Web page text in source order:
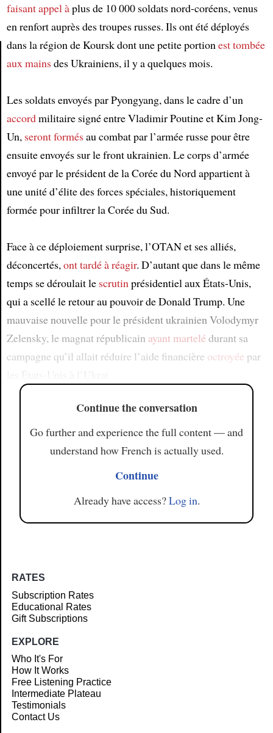
faisant appel àplus de 10 000 soldats nord-coréens, venus
en renfort auprès des troupes russes. Ils ont été déployés
dans la région de Koursk dont une petite portionest tombée
aux mainsdes Ukrainiens, il y a quelques mois.
Les soldats envoyés par Pyongyang, dans le cadre d’un
accordmilitaire signé entre Vladimir Poutine et Kim Jong-
Un, seront formésau combat par l’armée russe pour être
ensuite envoyés sur le front ukrainien. Le corps d’armée
envoyé par le président de la Corée du Nord appartient à
une unité d’élite des forces spéciales, historiquement
formée pour infiltrer la Corée du Sud.
Face à ce déploiement surprise, l’OTAN et ses alliés,
déconcertés,ont tardé à réagir. D’autant que dans le même
temps se déroulait le scrutinprésidentiel aux États-Unis,
qui a scellé le retour au pouvoir de Donald Trump. Une
mauvaise nouvelle pour le président ukrainien Volodymyr
Zelensky, le magnat républicain ayant martelé durant sa
campagne qu’il allait réduire l’aide financière octroyée par
Continue the conversation
Go further and experience the full content — and
understand how French is actually used.
Continue
Already have access?Log in.
RATES
Subscription Rates
Educational Rates
Gift Subscriptions
EXPLORE
Who It's For
How It Works
Free Listening Practice
Intermediate Plateau
Testimonials
Contact Us